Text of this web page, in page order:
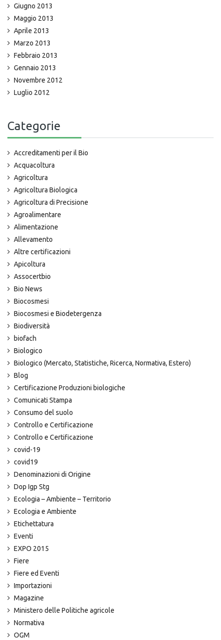
Giugno 2013
Maggio 2013
Aprile 2013
Marzo 2013
Febbraio 2013
Gennaio 2013
Novembre 2012
Luglio 2012
Categorie
Accreditamenti per il Bio
Acquacoltura
Agricoltura
Agricoltura Biologica
Agricoltura di Precisione
Agroalimentare
Alimentazione
Allevamento
Altre certificazioni
Apicoltura
Assocertbio
Bio News
Biocosmesi
Biocosmesi e Biodetergenza
Biodiversità
biofach
Biologico
Biologico (Mercato, Statistiche, Ricerca, Normativa, Estero)
Blog
Certificazione Produzioni biologiche
Comunicati Stampa
Consumo del suolo
Controllo e Certificazione
Controllo e Certificazione
covid-19
covid19
Denominazioni di Origine
Dop Igp Stg
Ecologia – Ambiente – Territorio
Ecologia e Ambiente
Etichettatura
Eventi
EXPO 2015
Fiere
Fiere ed Eventi
Importazioni
Magazine
Ministero delle Politiche agricole
Normativa
OGM